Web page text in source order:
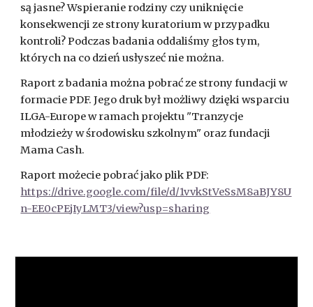
są jasne? Wspieranie rodziny czy uniknięcie
konsekwencji ze strony kuratorium w przypadku
kontroli? Podczas badania oddaliśmy głos tym,
których na co dzień usłyszeć nie można.
Raport z badania można pobrać ze strony fundacji w
formacie PDF. Jego druk był możliwy dzięki wsparciu
ILGA-Europe w ramach projektu "Tranzycje
młodzieży w środowisku szkolnym" oraz fundacji
Mama Cash.
Raport możecie pobrać jako plik PDF:
https://drive.google.com/file/d/1vvkStVeSsM8aBJY8U
n-EE0cPEjIyLMT3/view?usp=sharing